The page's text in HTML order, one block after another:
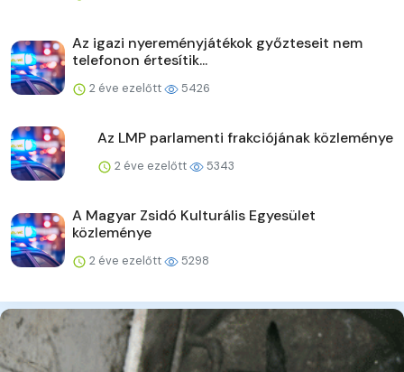
Az igazi nyereményjátékok győzteseit nem
telefonon értesítik...
2 éve ezelőtt 5426
Az LMP parlamenti frakciójának közleménye
2 éve ezelőtt 5343
A Magyar Zsidó Kulturális Egyesület
közleménye
2 éve ezelőtt 5298